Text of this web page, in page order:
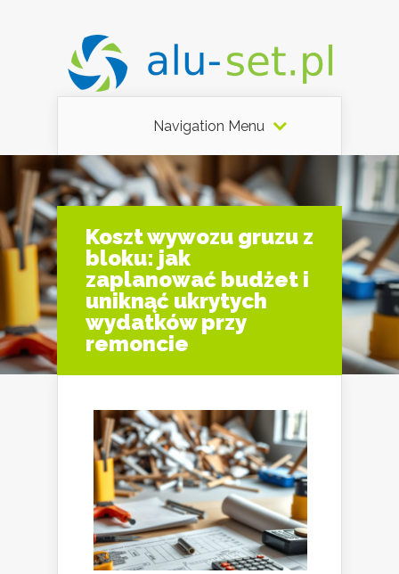
Navigation Menu
Koszt wywozu gruzu z
bloku: jak
zaplanować budżet i
uniknąć ukrytych
wydatków przy
remoncie